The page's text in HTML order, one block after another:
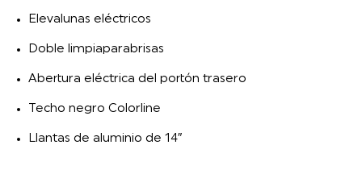
Elevalunas eléctricos
Doble limpiaparabrisas
Abertura eléctrica del portón trasero
Techo negro Colorline
Llantas de aluminio de 14″